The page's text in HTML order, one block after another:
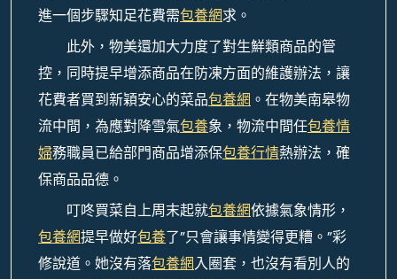
進一個步驟知足花費需包養網求。
此外，物美還加大力度了對生鮮類商品的管
控，同時提早增添商品在防凍方面的維護辦法，讓
花費者買到新穎安心的菜品包養網 。在物美南皋物
流中間，為應對降雪氣包養象，物流中間任包養情
婦務職員已給部門商品增添保包養行情熱辦法，確
保商品品德。
叮咚買菜自上周末起就包養網依據氣象情形，
包養網提早做好包養了”只會讓事情變得更糟。”彩
修說道。她沒有落包養網入圈套，也沒有看別人的